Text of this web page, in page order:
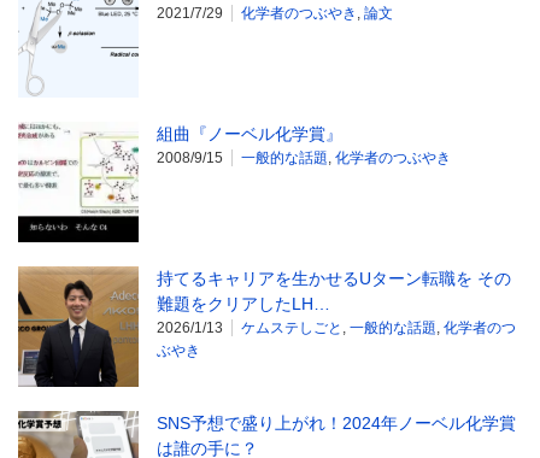
2021/7/29 化学者のつぶやき 論文
組曲『ノーベル化学賞』
2008/9/15 一般的な話題 化学者のつぶやき
持てるキャリアを生かせるUターン転職を その
難題をクリアしたLH…
2026/1/13 ケムステしごと 一般的な話題 化学者のつ
ぶやき
SNS予想で盛り上がれ！2024年ノーベル化学賞
は誰の手に？